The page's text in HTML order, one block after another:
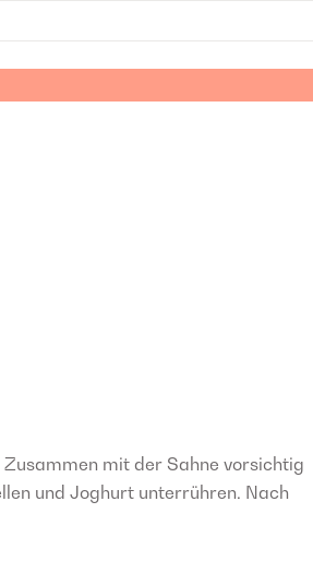
mit der Sahne vorsichtig
und Joghurt unterrühren. Nach